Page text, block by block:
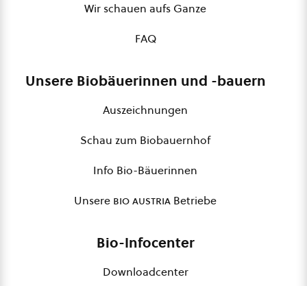
Wir schauen aufs Ganze
FAQ
Unsere Biobäuerinnen und -bauern
Auszeichnungen
Schau zum Biobauernhof
Info Bio-Bäuerinnen
Unsere bio austria Betriebe
Bio-Infocenter
Downloadcenter